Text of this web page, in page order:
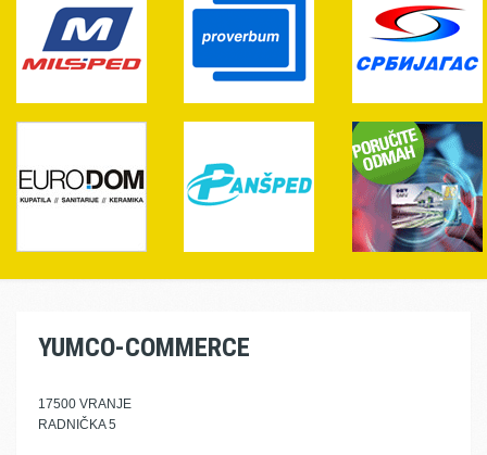
YUMCO-COMMERCE
17500 VRANJE
RADNIČKA 5